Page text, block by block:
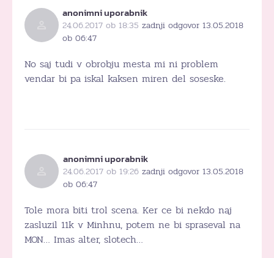
anonimni uporabnik
24.06.2017 ob 18:35 zadnji odgovor 13.05.2018
ob 06:47
No saj tudi v obrobju mesta mi ni problem
vendar bi pa iskal kaksen miren del soseske.
anonimni uporabnik
24.06.2017 ob 19:26 zadnji odgovor 13.05.2018
ob 06:47
Tole mora biti trol scena. Ker ce bi nekdo naj
zasluzil 11k v Minhnu, potem ne bi spraseval na
MON… Imas alter, slotech…